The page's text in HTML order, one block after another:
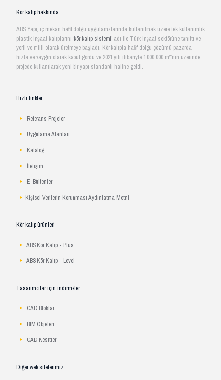
Kör kalıp hakkında
ABS Yapı, iç mekan hafif dolgu uygulamalarında kullanılmak üzere tek kullanımlık
plastik inşaat kalıplarını ‘kör kalıp sistemi’ adı ile Türk inşaat sektörüne tanıttı ve
yerli ve milli olarak üretmeye başladı. Kör kalıpla hafif dolgu çözümü pazarda
hızla ve yaygın olarak kabul gördü ve 2021 yılı itibariyle 1.000.000 m²’nin üzerinde
projede kullanılarak yeni bir yapı standardı haline geldi.
Hızlı linkler
Referans Projeler
Uygulama Alanları
Katalog
İletişim
E-Bültenler
Kişisel Verilerin Korunması Aydınlatma Metni
Kör kalıp ürünleri
ABS Kör Kalıp - Plus
ABS Kör Kalıp - Level
Tasarımcılar için indirmeler
CAD Bloklar
BIM Objeleri
CAD Kesitler
Diğer web sitelerimiz